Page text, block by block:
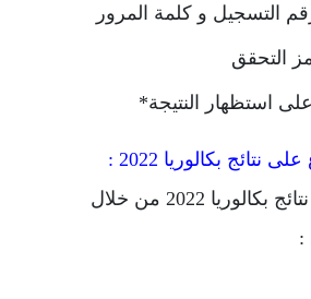
التسجيل و كلمة المرور
التحقق
استظهار النتيجة*
نتائج بكالوريا 2022 :
الاطلاع على نتائج بكالوريا 2022 من خلال
: